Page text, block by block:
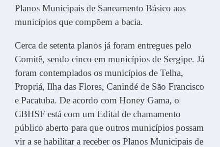
Planos Municipais de Saneamento Básico aos
municípios que compõem a bacia.
Cerca de setenta planos já foram entregues pelo
Comitê, sendo cinco em municípios de Sergipe. Já
foram contemplados os municípios de Telha,
Propriá, Ilha das Flores, Canindé de São Francisco
e Pacatuba. De acordo com Honey Gama, o
CBHSF está com um Edital de chamamento
público aberto para que outros municípios possam
vir a se habilitar a receber os Planos Municipais de